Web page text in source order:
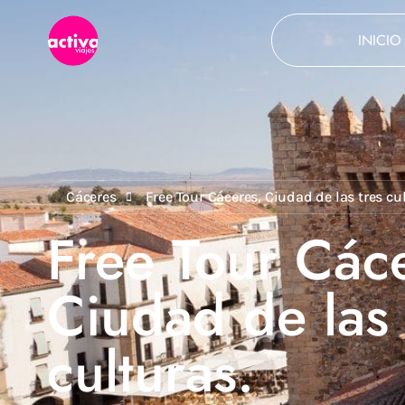
INICIO
Cáceres Free Tour Cáceres, Ciudad de las tres
Free Tour
Ciudad de las
culturas.